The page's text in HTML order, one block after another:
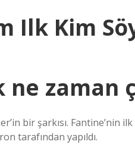
Ilk Kim
zaman
bir şarkısı. Fantine’nin
tarafından yapıldı.